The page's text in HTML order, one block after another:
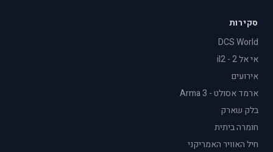
סקירות
DCS World
אי אל 2 - il2
אירועים
ארמד אסולט - Arma 3
בלק שארק
חומרה ביתית
חיל האוויר האמריקני